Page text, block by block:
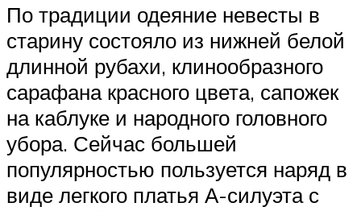
По традиции одеяние невесты в
старину состояло из нижней белой
длинной рубахи, клинообразного
сарафана красного цвета, сапожек
на каблуке и народного головного
убора. Сейчас большей
популярностью пользуется наряд в
виде легкого платья А-силуэта с